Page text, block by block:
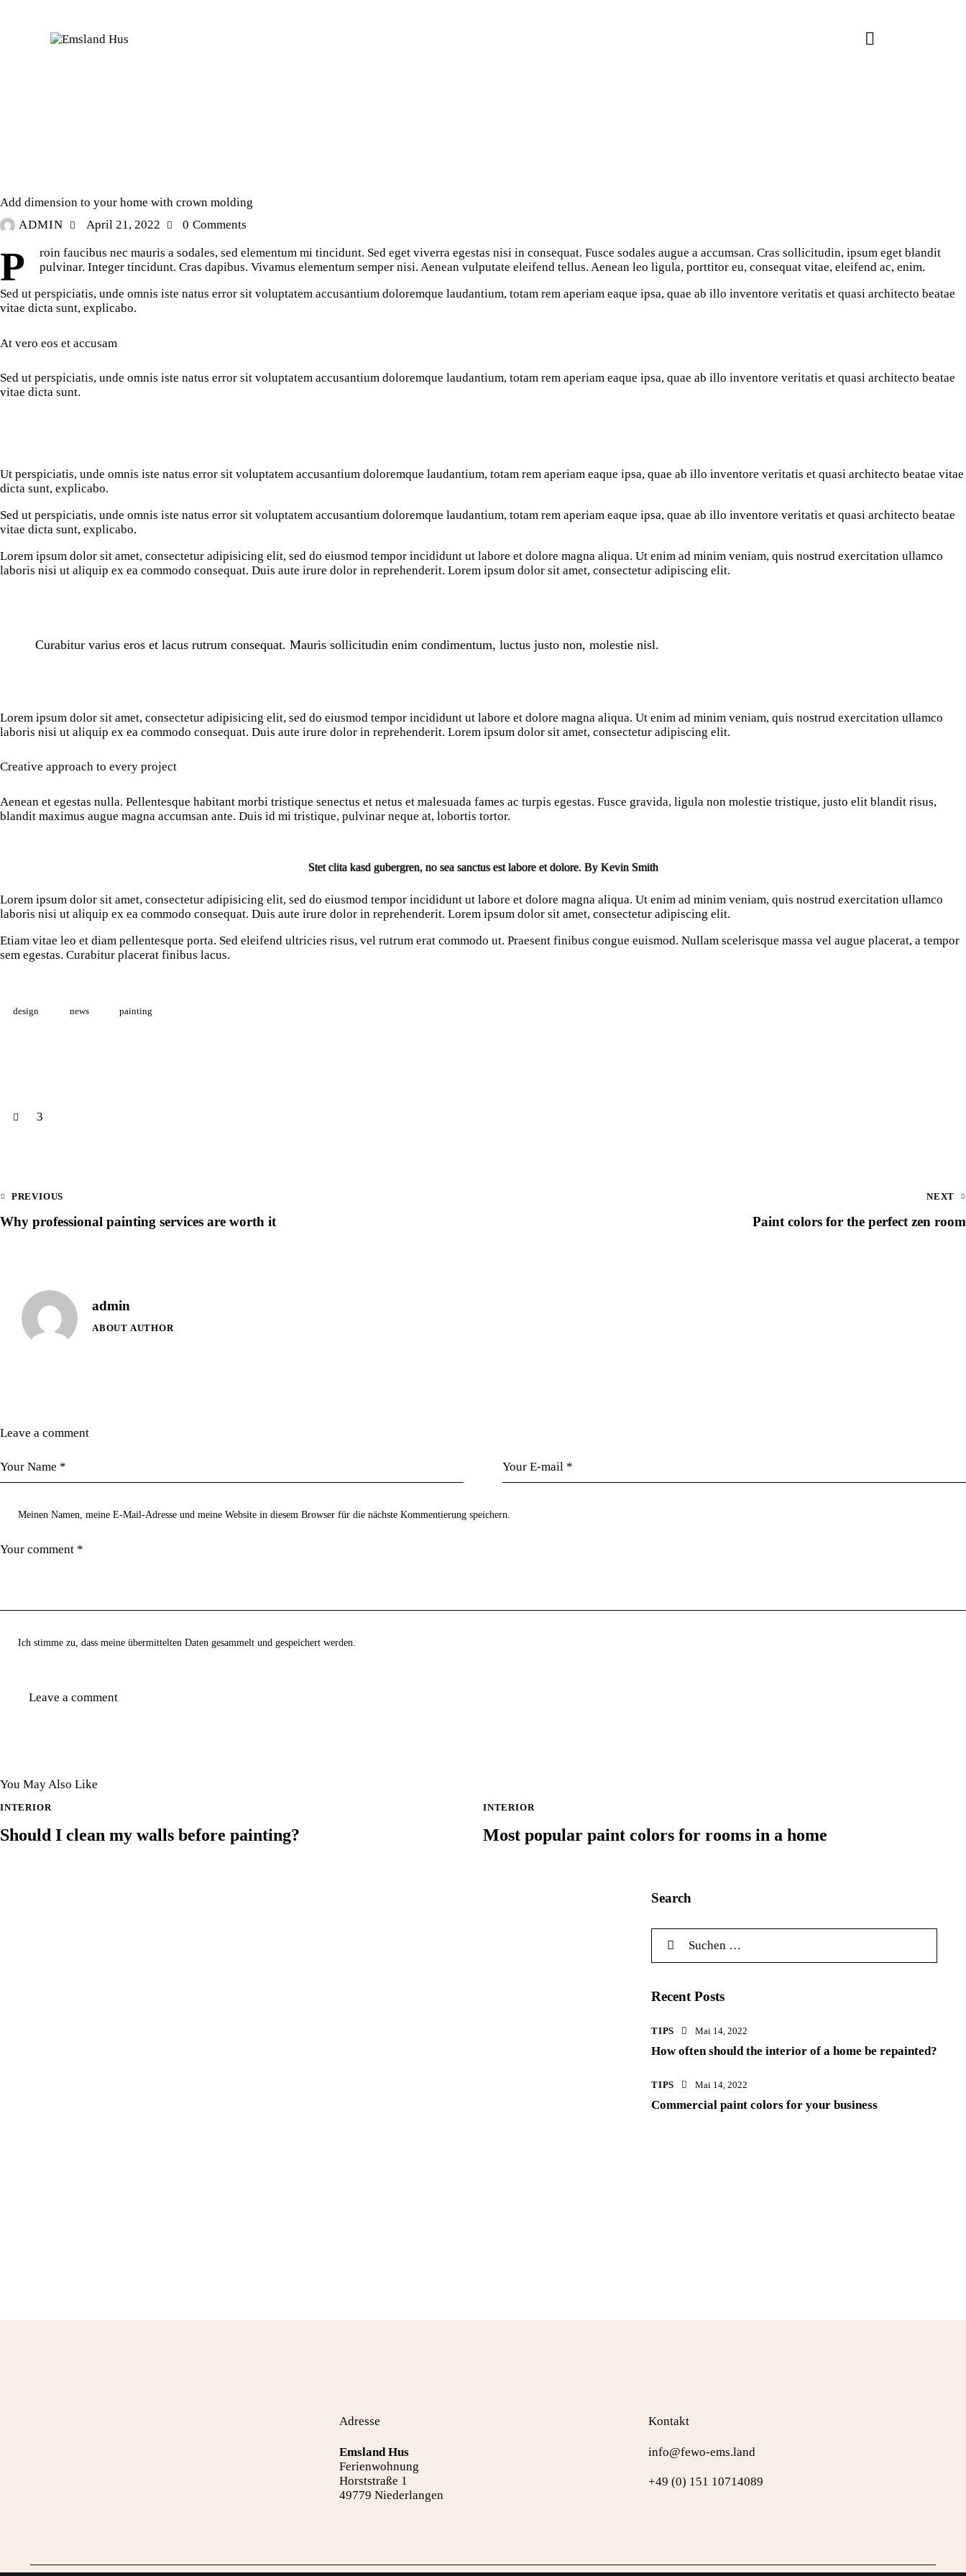
Add dimension to your home with crown molding
ADMIN
April 21, 2022 0 Comments
P
roin faucibus nec mauris a sodales, sed elementum mi tincidunt. Sed eget viverra egestas nisi in consequat. Fusce sodales augue a accumsan. Cras sollicitudin, ipsum eget blandit
pulvinar. Integer tincidunt. Cras dapibus. Vivamus elementum semper nisi. Aenean vulputate eleifend tellus. Aenean leo ligula, porttitor eu, consequat vitae, eleifend ac, enim.
Sed ut perspiciatis, unde omnis iste natus error sit voluptatem accusantium doloremque laudantium, totam rem aperiam eaque ipsa, quae ab illo inventore veritatis et quasi architecto beatae
vitae dicta sunt, explicabo.
At vero eos et accusam
Sed ut perspiciatis, unde omnis iste natus error sit voluptatem accusantium doloremque laudantium, totam rem aperiam eaque ipsa, quae ab illo inventore veritatis et quasi architecto beatae
vitae dicta sunt.
Ut perspiciatis, unde omnis iste natus error sit voluptatem accusantium doloremque laudantium, totam rem aperiam eaque ipsa, quae ab illo inventore veritatis et quasi architecto beatae vitae
dicta sunt, explicabo.
Sed ut perspiciatis, unde omnis iste natus error sit voluptatem accusantium doloremque laudantium, totam rem aperiam eaque ipsa, quae ab illo inventore veritatis et quasi architecto beatae
vitae dicta sunt, explicabo.
Lorem ipsum dolor sit amet, consectetur adipisicing elit, sed do eiusmod tempor incididunt ut labore et dolore magna aliqua. Ut enim ad minim veniam, quis nostrud exercitation ullamco
laboris nisi ut aliquip ex ea commodo consequat. Duis aute irure dolor in reprehenderit. Lorem ipsum dolor sit amet, consectetur adipiscing elit.
Curabitur varius eros et lacus rutrum consequat. Mauris sollicitudin enim condimentum, luctus justo non, molestie nisl.
Lorem ipsum dolor sit amet, consectetur adipisicing elit, sed do eiusmod tempor incididunt ut labore et dolore magna aliqua. Ut enim ad minim veniam, quis nostrud exercitation ullamco
laboris nisi ut aliquip ex ea commodo consequat. Duis aute irure dolor in reprehenderit. Lorem ipsum dolor sit amet, consectetur adipiscing elit.
Creative approach to every project
Aenean et egestas nulla. Pellentesque habitant morbi tristique senectus et netus et malesuada fames ac turpis egestas. Fusce gravida, ligula non molestie tristique, justo elit blandit risus,
blandit maximus augue magna accumsan ante. Duis id mi tristique, pulvinar neque at, lobortis tortor.
Stet clita kasd gubergren, no sea sanctus est labore et dolore. By Kevin Smith
Lorem ipsum dolor sit amet, consectetur adipisicing elit, sed do eiusmod tempor incididunt ut labore et dolore magna aliqua. Ut enim ad minim veniam, quis nostrud exercitation ullamco
laboris nisi ut aliquip ex ea commodo consequat. Duis aute irure dolor in reprehenderit. Lorem ipsum dolor sit amet, consectetur adipiscing elit.
Etiam vitae leo et diam pellentesque porta. Sed eleifend ultricies risus, vel rutrum erat commodo ut. Praesent finibus congue euismod. Nullam scelerisque massa vel augue placerat, a tempor
sem egestas. Curabitur placerat finibus lacus.
design news painting
3
PREVIOUS
Why professional painting services are worth it
NEXT
Paint colors for the perfect zen room
admin
ABOUT AUTHOR
Leave a comment
Meinen Namen, meine E-Mail-Adresse und meine Website in diesem Browser für die nächste Kommentierung speichern.
Ich stimme zu, dass meine übermittelten Daten gesammelt und gespeichert werden.
You May Also Like
INTERIOR
Should I clean my walls before painting?
INTERIOR
Most popular paint colors for rooms in a home
Search
Recent Posts
TIPS Mai 14, 2022
How often should the interior of a home be repainted?
TIPS Mai 14, 2022
Commercial paint colors for your business
Adresse
Emsland Hus
Ferienwohnung
Horststraße 1
49779 Niederlangen
Kontakt
info@fewo-ems.land
+49 (0) 151 10714089